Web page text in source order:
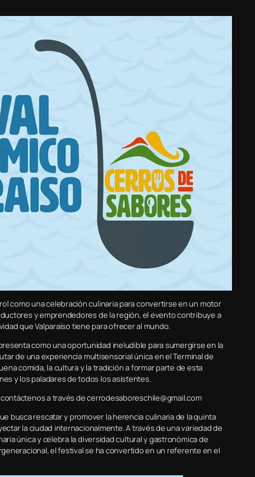
como una celebración culinaria para convertirse en un motor
y emprendedores de la región, el evento contribuye a
que Valparaíso tiene para ofrecer al mundo.
como una oportunidad ineludible para sumergirse en la
de una experiencia multisensorial única en el Terminal de
comida, la cultura y la tradición a formar parte de esta
y los paladares de todos los asistentes.
a través de cerrodesaboreschile@gmail.com
busca rescatar y promover la herencia culinaria de la quinta
la ciudad internacionalmente. A través de una variedad de
única y celebra la diversidad cultural y gastronómica de
el festival se ha convertido en un referente en el